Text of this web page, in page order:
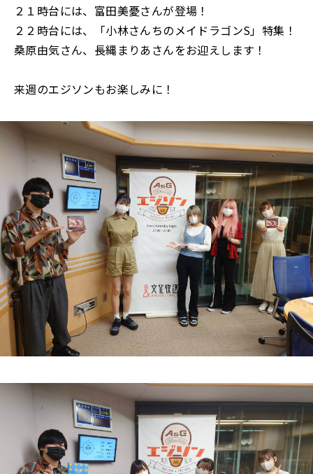
２１時台には、富田美憂さんが登場！
２２時台には、「小林さんちのメイドラゴンS」特集！
桑原由気さん、長縄まりあさんをお迎えします！
来週のエジソンもお楽しみに！